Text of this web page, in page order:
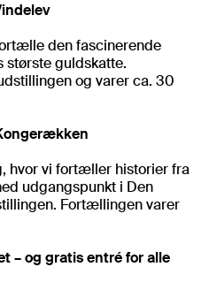
den fascinerende
største guldskatte.
og varer ca. 30
hvor vi fortæller historier fra
udgangspunkt i Den
Fortællingen varer
– og gratis entré for alle